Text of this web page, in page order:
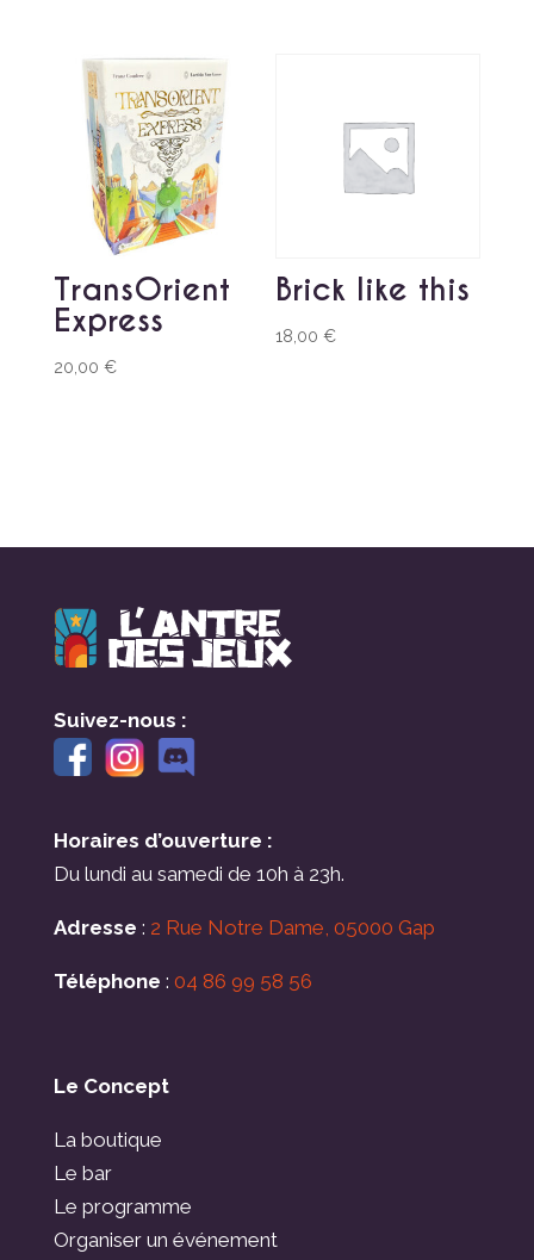
TransOrient
Express
20,00 €
Brick like this
18,00€
Suivez-nous :
Horaires d’ouverture :
Du lundi au samedi de 10h à 23h.
Adresse : 2 Rue Notre Dame, 05000 Gap
Téléphone : 04 86 99 58 56
Le Concept
La boutique
Le bar
Le programme
Organiser un événement